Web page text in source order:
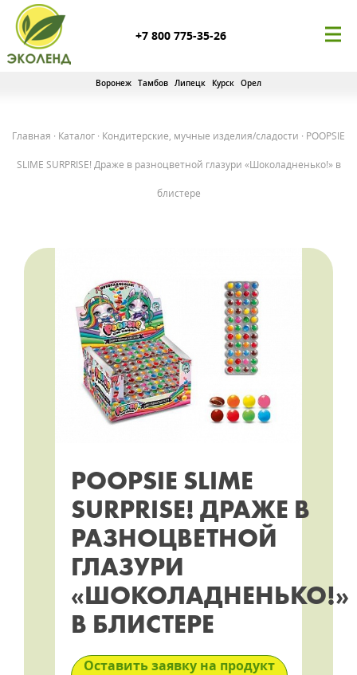
+7 800 775-35-26
Воронеж Тамбов Липецк Курск Орел
Главная · Каталог · Кондитерские, мучные изделия/сладости · POOPSIE
SLIME SURPRISE! Драже в разноцветной глазури «Шоколадненько!» в
блистере
POOPSIE SLIME
SURPRISE! ДРАЖЕ В
РАЗНОЦВЕТНОЙ
ГЛАЗУРИ
«ШОКОЛАДНЕНЬКО!»
В БЛИСТЕРЕ
Оставить заявку на продукт